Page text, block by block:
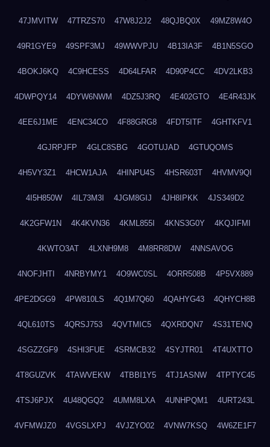
47JMVITW 47TRZS70 47W8J2J2 48QJBQ0X 49MZ8W4O
49R1GYE9 49SPF3MJ 49WWVPJU 4B13IA3F 4B1N5SGO
4BOKJ6KQ 4C9HCESS 4D64LFAR 4D90P4CC 4DV2LKB3
4DWPQY14 4DYW6NWM 4DZ5J3RQ 4E402GTO 4E4R43JK
4EE6J1ME 4ENC34CO 4F88GRG8 4FDT5ITF 4GHTKFV1
4GJRPJFP 4GLC8SBG 4GOTUJAD 4GTUQOMS
4H5VY3Z1 4HCW1AJA 4HINPU4S 4HSR603T 4HVMV9QI
4I5H850W 4IL73M3I 4JGM8GIJ 4JH8IPKK 4JS349D2
4K2GFW1N 4K4KVN36 4KML855I 4KNS3G0Y 4KQJIFMI
4KWTO3AT 4LXNH9M8 4M8RR8DW 4NNSAVOG
4NOFJHTI 4NRBYMY1 4O9WC0SL 4ORR508B 4P5VX889
4PE2DGG9 4PW810LS 4Q1M7Q60 4QAHYG43 4QHYCH8B
4QL610TS 4QRSJ753 4QVTMIC5 4QXRDQN7 4S31TENQ
4SGZZGF9 4SHI3FUE 4SRMCB32 4SYJTR01 4T4UXTTO
4T8GUZVK 4TAWVEKW 4TBBI1Y5 4TJ1ASNW 4TPTYC45
4TSJ6PJX 4U48QGQ2 4UMM8LXA 4UNHPQM1 4URT243L
4VFMWJZ0 4VGSLXPJ 4VJZYO02 4VNW7KSQ 4W6ZE1F7